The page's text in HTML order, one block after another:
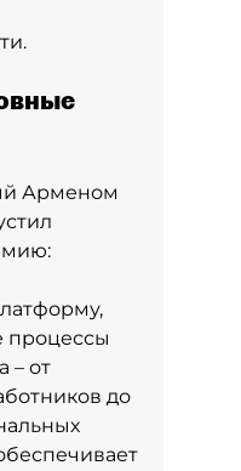
Арменом
– от
до